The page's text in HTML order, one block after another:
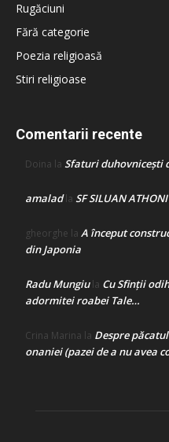
Rugăciuni
Fără categorie
Poezia religioasă
Stiri religioase
Comentarii recente
Doina la Sfaturi duhovnicești
amaladla SF SILUAN
gheorghe la A început
din Japonia
Radu Mungiula Cu Sfinții
adormitei roabei Tale…
Crina Marina la Despre
onaniei (pazei de a nu avea